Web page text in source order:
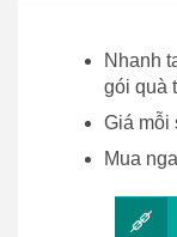
Nhanh
gói quà
Giá mỗi
Mua